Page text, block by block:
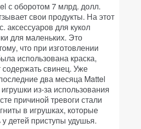
с оборотом 7 млрд. долл.
свои продукты. На этот
аксессуаров для кукол
для маленьких. Это
что при изготовлении
использована краска,
содержать свинец. Уже
два месяца Mattel
из-за использования
причиной тревоги стали
в игрушках, которые
детей приступы удушья.